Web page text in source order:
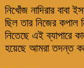
নিখোঁজ নাদিরার বাবা
ছিল তার নিজের কপাল
নিতেছে এই ব্যাপারে
হয়েছে আমরা তদন্ত